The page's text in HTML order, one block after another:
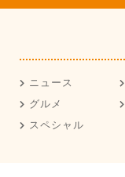
ニュース
グルメ
スペシャル